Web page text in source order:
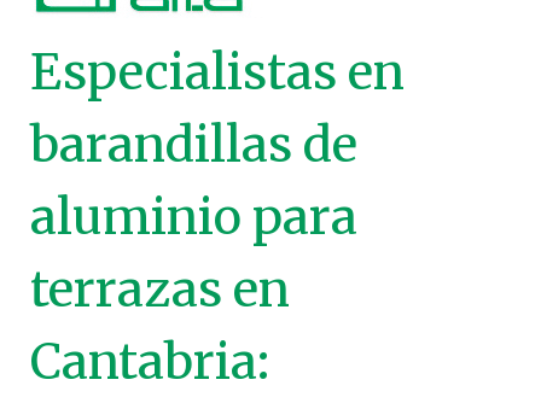
Especialistas en
barandillas de
aluminio para
terrazas en
Cantabria: